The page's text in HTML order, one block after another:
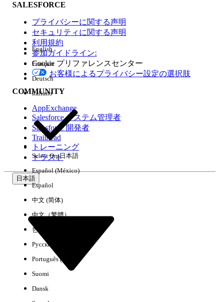
機能の影響
エディション
環境
SALESFORCE
プライバシーに関する声明
セキュリティに関する声明
利用規約
参加ガイドライン:
Cookie プリファレンスセンター
お客様によるプライバシー設定の選択肢
COMMUNITY
AppExchange
Salesforce システム管理者
Salesforce 開発者
Trailhead
トレーニング
トラスト
日本語
English
Français
Deutsch
Italiano
Select Org日本語
Español (México)
Español
中文 (简体)
中文（繁體）
한국어
Русский
Português (Brasil)
Suomi
Dansk